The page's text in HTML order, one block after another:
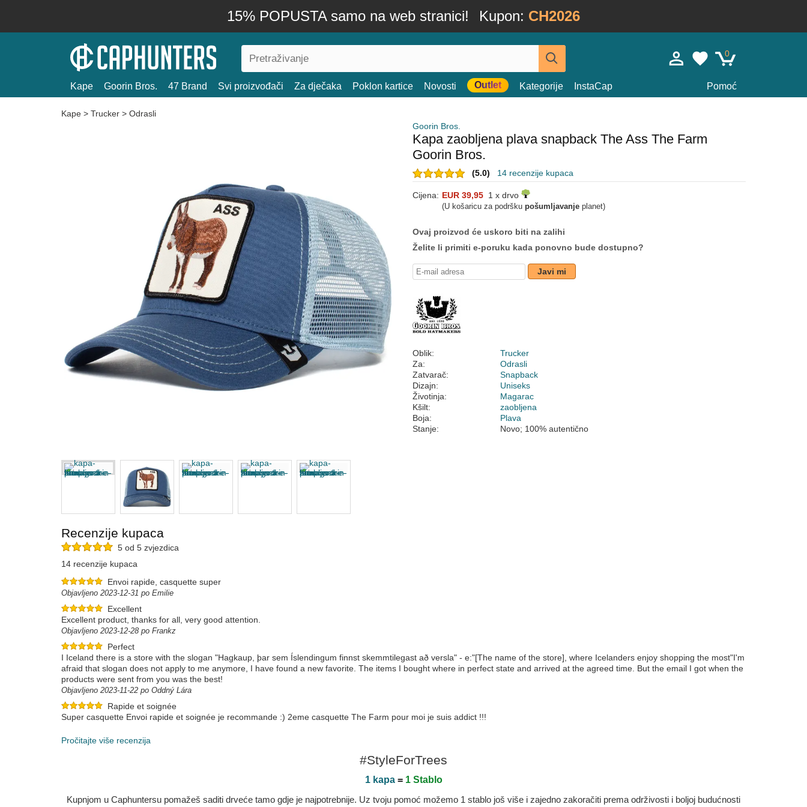
15% POPUSTA samo na web stranici! Kupon: CH2026
0
Kape Goorin Bros. 47 Brand Svi proizvođači Za dječaka Poklon kartice Novosti Outlet Kategorije InstaCap Pomoć
Kape > Trucker > Odrasli
Goorin Bros.
Kapa zaobljena plava snapback The Ass The Farm
Goorin Bros.
(5.0) 14 recenzije kupaca
Cijena: EUR 39,95 1 x drvo
(U košaricu za podršku pošumljavanje planet)
Ovaj proizvod će uskoro biti na zalihi
Želite li primiti e-poruku kada ponovno bude dostupno?
Javi mi
Oblik:
Trucker
Za:
Odrasli
Zatvarač:
Snapback
Dizajn:
Uniseks
Životinja:
Magarac
Kšilt:
zaobljena
Boja:
Plava
Stanje:
Novo; 100% autentično
Recenzije kupaca
5 od 5 zvjezdica
14 recenzije kupaca
Envoi rapide, casquette super
Objavljeno 2023-12-31 po Emilie
Excellent
Excellent product, thanks for all, very good attention.
Objavljeno 2023-12-28 po Frankz
Perfect
I Iceland there is a store with the slogan "Hagkaup, þar sem Íslendingum finnst skemmtilegast að versla" - e:"[The name of the store], where Icelanders enjoy shopping the most"I'm
afraid that slogan does not apply to me anymore, I have found a new favorite. The items I bought where in perfect state and arrived at the agreed time. But the email I got when the
products were sent from you was the best!
Objavljeno 2023-11-22 po Oddný Lára
Rapide et soignée
Super casquette Envoi rapide et soignée je recommande :) 2eme casquette The Farm pour moi je suis addict !!!
Pročitajte više recenzija
#StyleForTrees
1 kapa= 1 Stablo
Kupnjom u Caphuntersu pomažeš saditi drveće tamo gdje je najpotrebnije. Uz tvoju pomoć možemo 1 stablo još više i zajedno zakoračiti prema održivosti i boljoj budućnosti